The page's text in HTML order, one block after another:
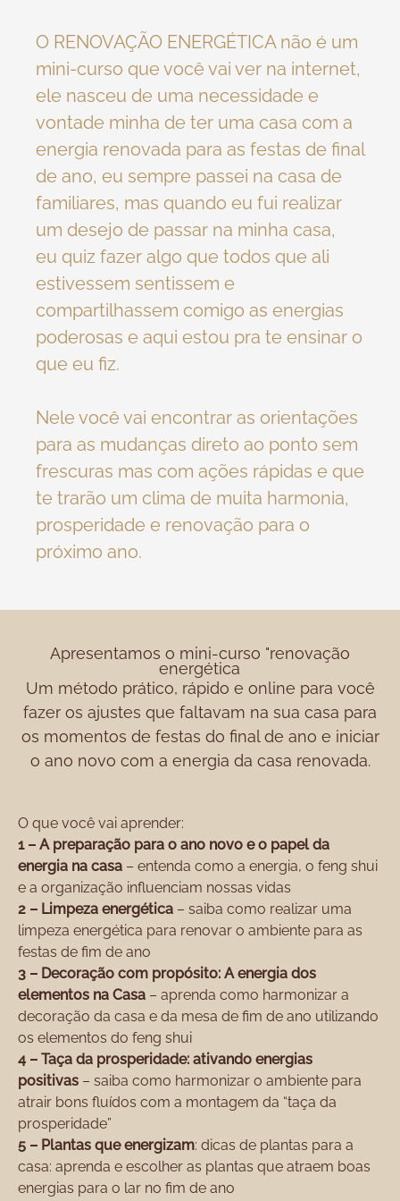
O RENOVAÇÃO ENERGÉTICA não é um
mini-curso que você vai ver na internet,
ele nasceu de uma necessidade e
vontade minha de ter uma casa com a
energia renovada para as festas de final
de ano, eu sempre passei na casa de
familiares, mas quando eu fui realizar
um desejo de passar na minha casa,
eu quiz fazer algo que todos que ali
estivessem sentissem e
compartilhassem comigo as energias
poderosas e aqui estou pra te ensinar o
que eu fiz.
Nele você vai encontrar as orientações
para as mudanças direto ao ponto sem
frescuras mas com ações rápidas e que
te trarão um clima de muita harmonia,
prosperidade e renovação para o
próximo ano.
Apresentamos o mini-curso "renovação
energética
Um método prático, rápido e online para você
fazer os ajustes que faltavam na sua casa para
os momentos de festas do final de ano e iniciar
o ano novo com a energia da casa renovada.
O que você vai aprender:
1 – A preparação para o ano novo e o papel da
energia na casa – entenda como a energia, o feng shui
e a organização influenciam nossas vidas
2 – Limpeza energética – saiba como realizar uma
limpeza energética para renovar o ambiente para as
festas de fim de ano
3 – Decoração com propósito: A energia dos
elementos na Casa – aprenda como harmonizar a
decoração da casa e da mesa de fim de ano utilizando
os elementos do feng shui
4 – Taça da prosperidade: ativando energias
positivas – saiba como harmonizar o ambiente para
atrair bons fluídos com a montagem da “taça da
prosperidade”
5 – Plantas que energizam: dicas de plantas para a
casa: aprenda e escolher as plantas que atraem boas
energias para o lar no fim de ano